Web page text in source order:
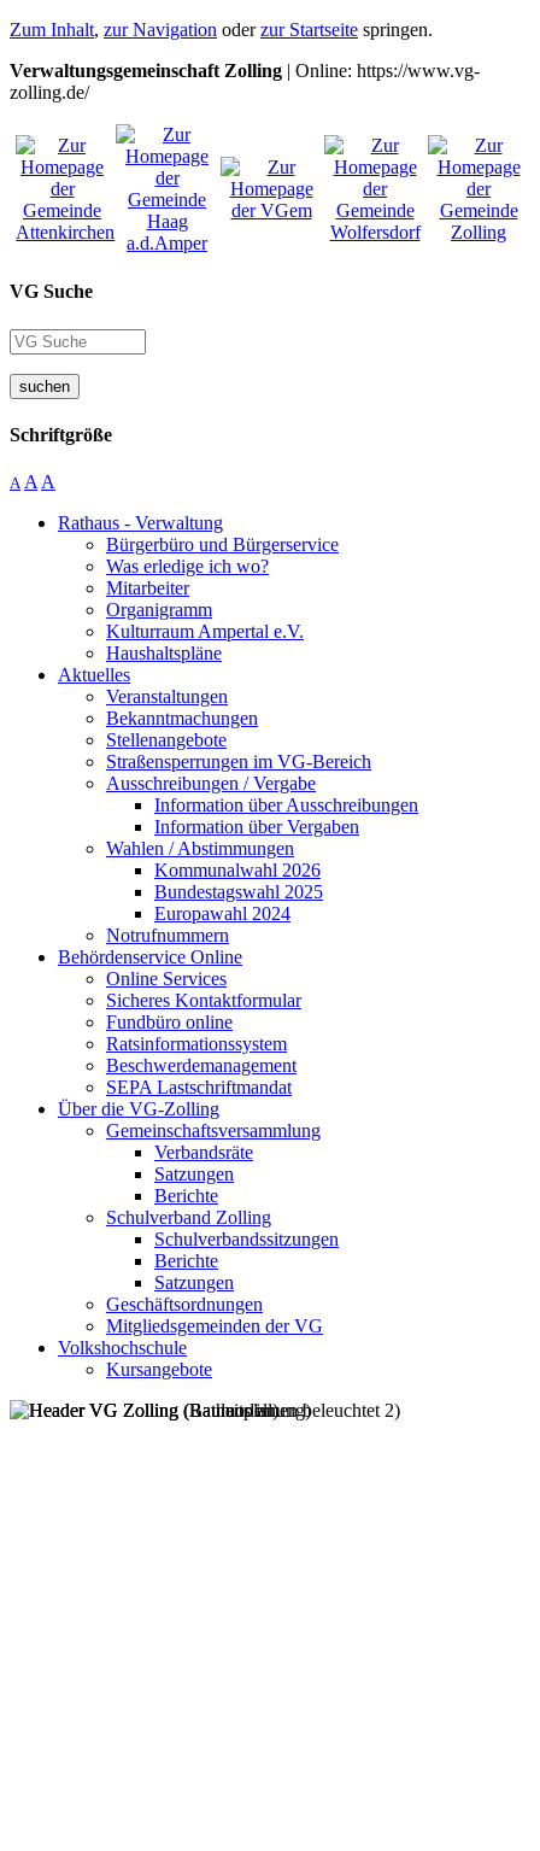
Zum Inhalt, zur Navigation oderzur Startseite springen.
Verwaltungsgemeinschaft Zolling | Online: https://www.vg-
zolling.de/
VG Suche
suchen
Schriftgröße
A A A
Rathaus - Verwaltung
Bürgerbüro und Bürgerservice
Was erledige ich wo?
Mitarbeiter
Organigramm
Kulturraum Ampertal e.V.
Haushaltspläne
Aktuelles
Veranstaltungen
Bekanntmachungen
Stellenangebote
Straßensperrungen im VG-Bereich
Ausschreibungen / Vergabe
Information über Ausschreibungen
Information über Vergaben
Wahlen / Abstimmungen
Kommunalwahl 2026
Bundestagswahl 2025
Europawahl 2024
Notrufnummern
Behördenservice Online
Online Services
Sicheres Kontaktformular
Fundbüro online
Ratsinformationssystem
Beschwerdemanagement
SEPA Lastschriftmandat
Über die VG-Zolling
Gemeinschaftsversammlung
Verbandsräte
Satzungen
Berichte
Schulverband Zolling
Schulverbandssitzungen
Berichte
Satzungen
Geschäftsordnungen
Mitgliedsgemeinden der VG
Volkshochschule
Kursangebote